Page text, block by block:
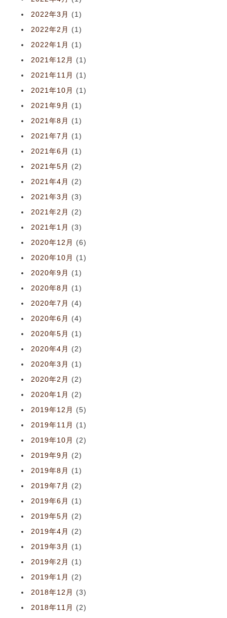
2022年3月
(1)
2022年2月
(1)
2022年1月
(1)
2021年12月
(1)
2021年11月
(1)
2021年10月
(1)
2021年9月
(1)
2021年8月
(1)
2021年7月
(1)
2021年6月
(1)
2021年5月
(2)
2021年4月
(2)
2021年3月
(3)
2021年2月
(2)
2021年1月
(3)
2020年12月
(6)
2020年10月
(1)
2020年9月
(1)
2020年8月
(1)
2020年7月
(4)
2020年6月
(4)
2020年5月
(1)
2020年4月
(2)
2020年3月
(1)
2020年2月
(2)
2020年1月
(2)
2019年12月
(5)
2019年11月
(1)
2019年10月
(2)
2019年9月
(2)
2019年8月
(1)
2019年7月
(2)
2019年6月
(1)
2019年5月
(2)
2019年4月
(2)
2019年3月
(1)
2019年2月
(1)
2019年1月
(2)
2018年12月
(3)
2018年11月
(2)